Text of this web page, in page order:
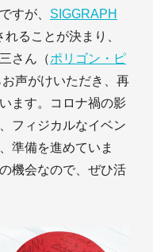
すが、 SIGGRAPH
ることが決まり、
さん（ポリゴン・ピ
声がけいただき、再
ます。コロナ禍の影
フィジカルなイベン
準備を進めていま
機会なので、ぜひ活